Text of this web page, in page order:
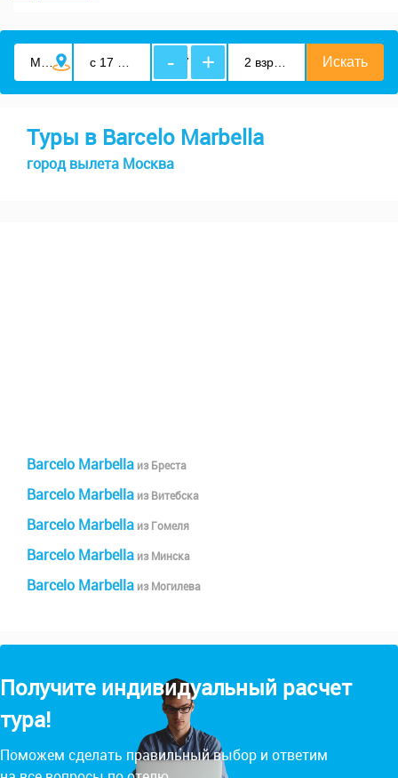
- +
Туры в Barcelo Marbella
город вылета Москва
Barcelo Marbella из Бреста
Barcelo Marbella из Витебска
Barcelo Marbella из Гомеля
Barcelo Marbella из Минска
Barcelo Marbella из Могилева
Получите индивидуальный расчет
тура!
Поможем сделать правильный выбор и ответим